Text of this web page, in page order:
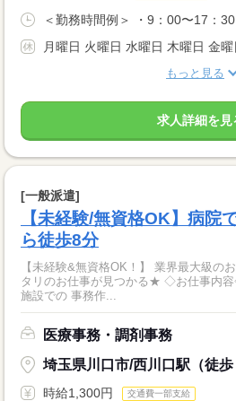
＜勤務時間例＞ ・9：00〜17：30
月曜日 火曜日 水曜日 木曜日 金
もっと見る
求人詳細を見
[一般派遣]
【未経験/無資格OK】病院
ら徒歩8分
【未経験&無資格OK！】 業界最大級の
タリのお仕事が見つかる★ ◇お仕事内容◇ 病院やクリニック、介護
施設での 事務作...
医療事務・調剤事務
埼玉県川口市/西川口駅（徒歩
時給1,300円 交通費一部支給